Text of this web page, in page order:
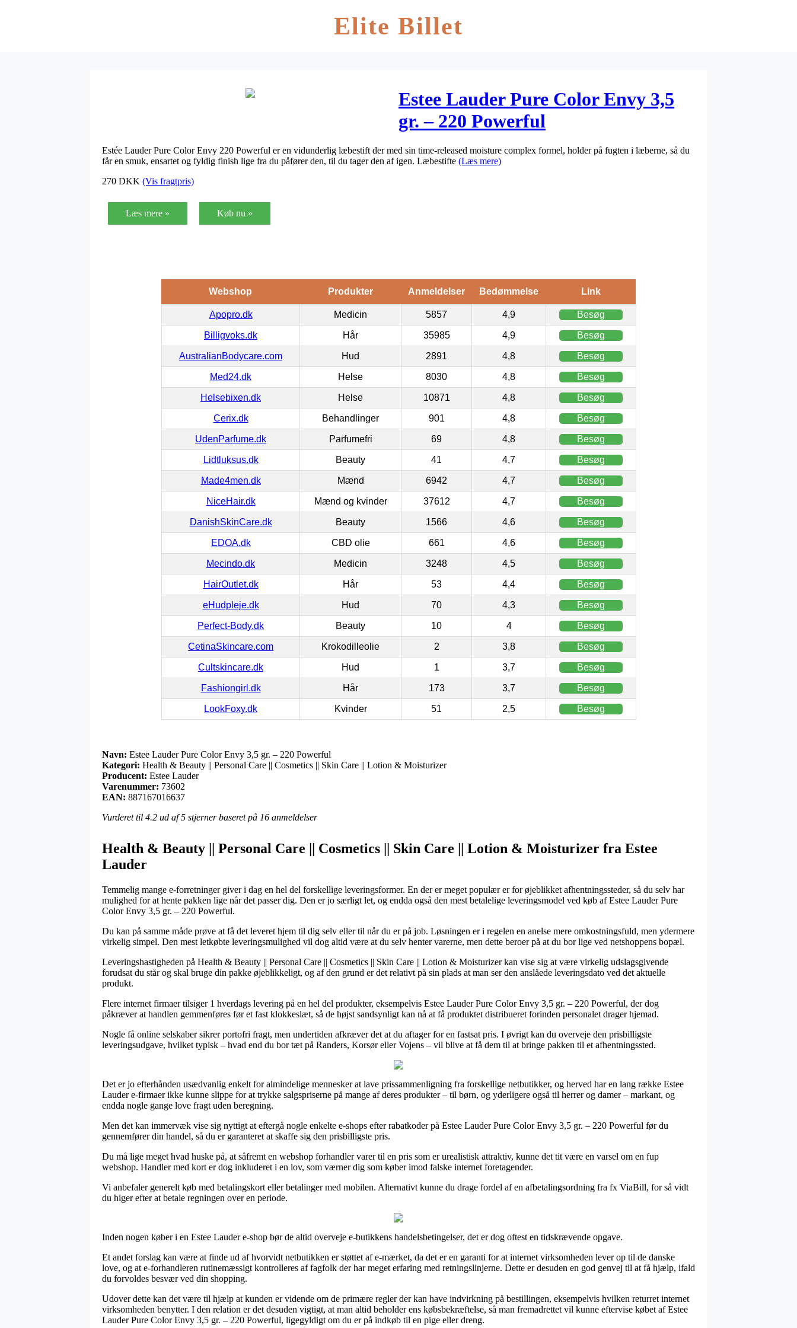
Elite Billet
Estee Lauder Pure Color Envy 3,5
gr. – 220 Powerful
Estée Lauder Pure Color Envy 220 Powerful er en vidunderlig læbestift der med sin time-released moisture complex formel, holder på fugten i læberne, så du
får en smuk, ensartet og fyldig finish lige fra du påfører den, til du tager den af igen. Læbestifte (Læs mere)
270 DKK (Vis fragtpris)
Læs mere » Køb nu »
Webshop Produkter Anmeldelser Bedømmelse Link
Apopro.dk Medicin 5857 4,9 Besøg
Billigvoks.dk Hår 35985 4,9 Besøg
AustralianBodycare.com Hud 2891 4,8 Besøg
Med24.dk Helse 8030 4,8 Besøg
Helsebixen.dk Helse 10871 4,8 Besøg
Cerix.dk Behandlinger 901 4,8 Besøg
UdenParfume.dk Parfumefri 69 4,8 Besøg
Lidtluksus.dk Beauty 41 4,7 Besøg
Made4men.dk Mænd 6942 4,7 Besøg
NiceHair.dk Mænd og kvinder 37612 4,7 Besøg
DanishSkinCare.dk Beauty 1566 4,6 Besøg
EDOA.dk CBD olie 661 4,6 Besøg
Mecindo.dk Medicin 3248 4,5 Besøg
HairOutlet.dk Hår 53 4,4 Besøg
eHudpleje.dk Hud 70 4,3 Besøg
Perfect-Body.dk Beauty 10 4 Besøg
CetinaSkincare.com Krokodilleolie 2 3,8 Besøg
Cultskincare.dk Hud 1 3,7 Besøg
Fashiongirl.dk Hår 173 3,7 Besøg
LookFoxy.dk Kvinder 51 2,5 Besøg
Navn: Estee Lauder Pure Color Envy 3,5 gr. – 220 Powerful
Kategori: Health & Beauty || Personal Care || Cosmetics || Skin Care || Lotion & Moisturizer
Producent: Estee Lauder
Varenummer: 73602
EAN: 887167016637
Vurderet til 4.2 ud af 5 stjerner baseret på 16 anmeldelser
Health & Beauty || Personal Care || Cosmetics || Skin Care || Lotion & Moisturizer fra Estee
Lauder
Temmelig mange e-forretninger giver i dag en hel del forskellige leveringsformer. En der er meget populær er for øjeblikket afhentningssteder, så du selv har
mulighed for at hente pakken lige når det passer dig. Den er jo særligt let, og endda også den mest betalelige leveringsmodel ved køb af Estee Lauder Pure
Color Envy 3,5 gr. – 220 Powerful.
Du kan på samme måde prøve at få det leveret hjem til dig selv eller til når du er på job. Løsningen er i regelen en anelse mere omkostningsfuld, men ydermere
virkelig simpel. Den mest letkøbte leveringsmulighed vil dog altid være at du selv henter varerne, men dette beroer på at du bor lige ved netshoppens bopæl.
Leveringshastigheden på Health & Beauty || Personal Care || Cosmetics || Skin Care || Lotion & Moisturizer kan vise sig at være virkelig udslagsgivende
forudsat du står og skal bruge din pakke øjeblikkeligt, og af den grund er det relativt på sin plads at man ser den anslåede leveringsdato ved det aktuelle
produkt.
Flere internet firmaer tilsiger 1 hverdags levering på en hel del produkter, eksempelvis Estee Lauder Pure Color Envy 3,5 gr. – 220 Powerful, der dog
påkræver at handlen gemmenføres før et fast klokkeslæt, så de højst sandsynligt kan nå at få produktet distribueret forinden personalet drager hjemad.
Nogle få online selskaber sikrer portofri fragt, men undertiden afkræver det at du aftager for en fastsat pris. I øvrigt kan du overveje den prisbilligste
leveringsudgave, hvilket typisk – hvad end du bor tæt på Randers, Korsør eller Vojens – vil blive at få dem til at bringe pakken til et afhentningssted.
Det er jo efterhånden usædvanlig enkelt for almindelige mennesker at lave prissammenligning fra forskellige netbutikker, og herved har en lang række Estee
Lauder e-firmaer ikke kunne slippe for at trykke salgspriserne på mange af deres produkter – til børn, og yderligere også til herrer og damer – markant, og
endda nogle gange love fragt uden beregning.
Men det kan immervæk vise sig nyttigt at eftergå nogle enkelte e-shops efter rabatkoder på Estee Lauder Pure Color Envy 3,5 gr. – 220 Powerful før du
gennemfører din handel, så du er garanteret at skaffe sig den prisbilligste pris.
Du må lige meget hvad huske på, at såfremt en webshop forhandler varer til en pris som er urealistisk attraktiv, kunne det tit være en varsel om en fup
webshop. Handler med kort er dog inkluderet i en lov, som værner dig som køber imod falske internet foretagender.
Vi anbefaler generelt køb med betalingskort eller betalinger med mobilen. Alternativt kunne du drage fordel af en afbetalingsordning fra fx ViaBill, for så vidt
du higer efter at betale regningen over en periode.
Inden nogen køber i en Estee Lauder e-shop bør de altid overveje e-butikkens handelsbetingelser, det er dog oftest en tidskrævende opgave.
Et andet forslag kan være at finde ud af hvorvidt netbutikken er støttet af e-mærket, da det er en garanti for at internet virksomheden lever op til de danske
love, og at e-forhandleren rutinemæssigt kontrolleres af fagfolk der har meget erfaring med retningslinjerne. Dette er desuden en god genvej til at få hjælp, ifald
du forvoldes besvær ved din shopping.
Udover dette kan det være til hjælp at kunden er vidende om de primære regler der kan have indvirkning på bestillingen, eksempelvis hvilken returret internet
virksomheden benytter. I den relation er det desuden vigtigt, at man altid beholder ens købsbekræftelse, så man fremadrettet vil kunne eftervise købet af Estee
Lauder Pure Color Envy 3,5 gr. – 220 Powerful, ligegyldigt om du er på indkøb til en pige eller dreng.